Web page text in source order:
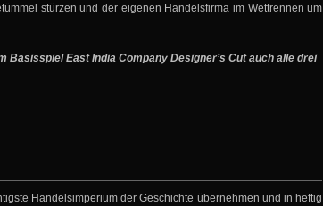
stürzen und der eigenen Handelsfirma im Wettrennen um
Basisspiel East India Company Designer’s Cut auch alle drei
Handelsimperium der Geschichte übernehmen und in heftig